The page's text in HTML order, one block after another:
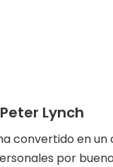
Lynch
convertido en
por